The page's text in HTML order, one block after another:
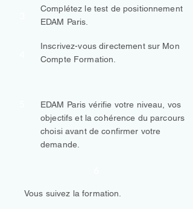
Complétez le test de positionnement
EDAM Paris.
Inscrivez-vous directement sur Mon
Compte Formation.
EDAM Paris vérifie votre niveau, vos
objectifs et la cohérence du parcours
choisi avant de confirmer votre
demande.
Vous suivez la formation.